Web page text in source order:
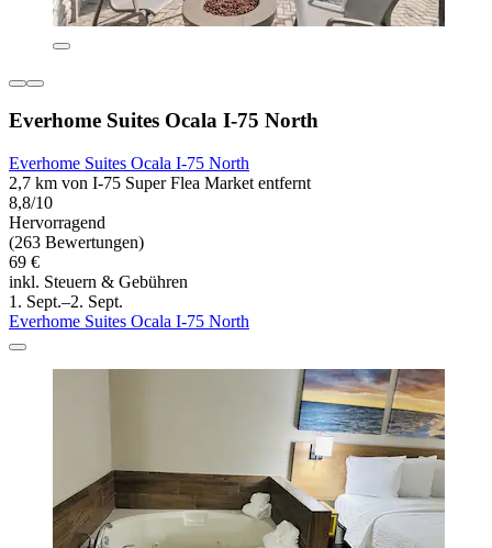
Everhome Suites Ocala I-75 North
Everhome Suites Ocala I-75 North
2,7 km von I-75 Super Flea Market entfernt
8,8/10
Hervorragend
(263 Bewertungen)
69 €
inkl. Steuern & Gebühren
1. Sept.–2. Sept.
Everhome Suites Ocala I-75 North